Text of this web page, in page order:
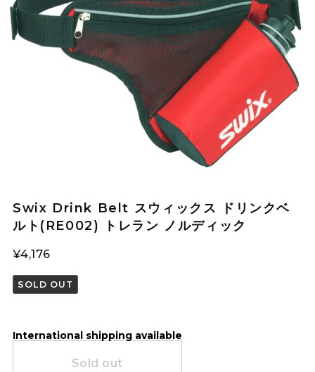
Swix Drink Belt スウィックス ドリンクベ
ルト(RE002) トレラン ノルディック
¥4,176
SOLD OUT
International shipping available
Sold out